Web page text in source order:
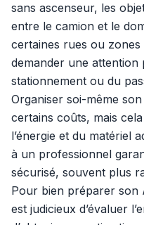
sans ascenseur, les
entre le camion et le
certaines rues ou
demander une
stationnement ou du
Organiser soi-même
certains coûts, mais
l’énergie et du matériel
à un professionnel
sécurisé, souvent plus
Pour bien préparer son
est judicieux d’évaluer